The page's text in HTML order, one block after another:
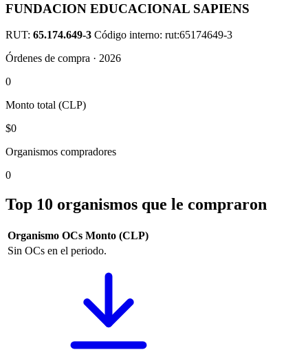
FUNDACION EDUCACIONAL SAPIENS
RUT: 65.174.649-3 Código interno: rut:65174649-3
Órdenes de compra · 2026
0
Monto total (CLP)
$0
Organismos compradores
0
Top 10 organismos que le compraron
Organismo OCs Monto (CLP)
Sin OCs en el periodo.